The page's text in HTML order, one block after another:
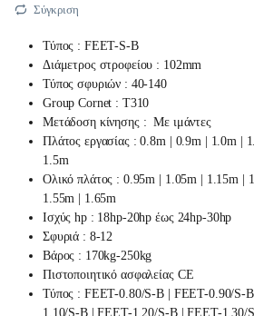
Σύγκριση
Τύπος : FEET-S-B
Διάμετρος στροφείου : 102mm
Τύπος σφυριών : 40-140
Group Cornet : Τ310
Μετάδοση κίνησης : Με ιμάντες
Πλάτος εργασίας : 0.8m | 0.9m | 1.0m |
1.5m
Ολικό πλάτος : 0.95m | 1.05m | 1.15m |
1.55m | 1.65m
Ισχύς hp : 18hp-20hp έως 24hp-30hp
Σφυριά : 8-12
Βάρος : 170kg-250kg
Πιστοποιητικό ασφαλείας CE
Τύπος : FEET-0.80/S-B | FEET-0.90/S-
1.10/S-B | FEET-1.20/S-B | FEET-1.30/